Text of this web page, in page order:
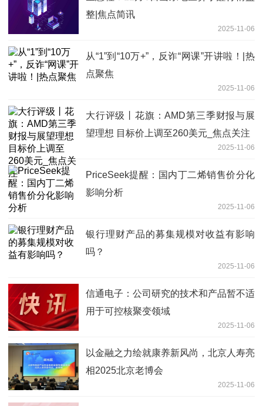
整|焦点简讯
2025-11-06
从“1”到“10万+”，反诈“网课”开讲啦！|热
点聚焦
2025-11-06
大行评级丨花旗：AMD第三季财报与展
望理想 目标价上调至260美元_焦点关注
2025-11-06
PriceSeek提醒：国内丁二烯销售价分化
影响分析
2025-11-06
银行理财产品的募集规模对收益有影响
吗？
2025-11-06
信通电子：公司研究的技术和产品暂不适
用于可控核聚变领域
2025-11-06
以金融之力绘就康养新风尚，北京人寿亮
相2025北京老博会
2025-11-06